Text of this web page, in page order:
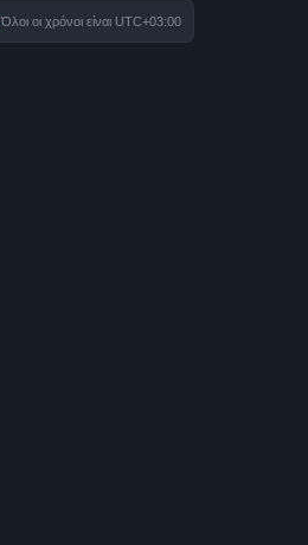
Όλοι οι χρόνοι είναι UTC+03:00